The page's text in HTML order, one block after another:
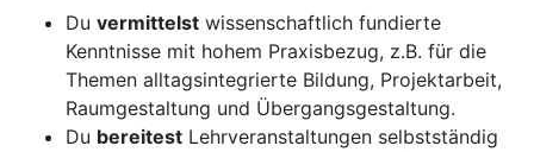
Du vermittelst wissenschaftlich fundierte
Kenntnisse mit hohem Praxisbezug, z.B. für die
Themen alltagsintegrierte Bildung, Projektarbeit,
Raumgestaltung und Übergangsgestaltung.
Du bereitest Lehrveranstaltungen selbstständig